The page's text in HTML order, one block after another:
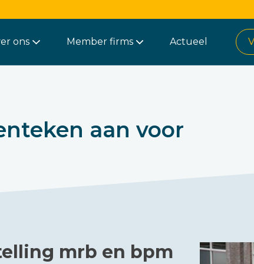
ons Member firms Actueel
aan voor
mrb en bpm